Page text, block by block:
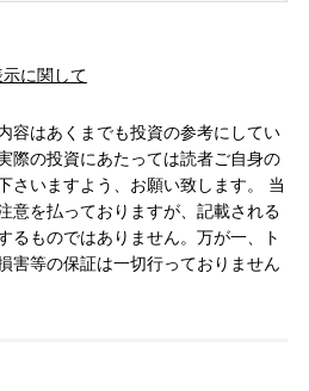
に関して
容はあくまでも投資の参考にしてい
際の投資にあたっては読者ご自身の
さいますよう、お願い致します。 当
意を払っておりますが、記載される
るものではありません。万が一、ト
害等の保証は一切行っておりません